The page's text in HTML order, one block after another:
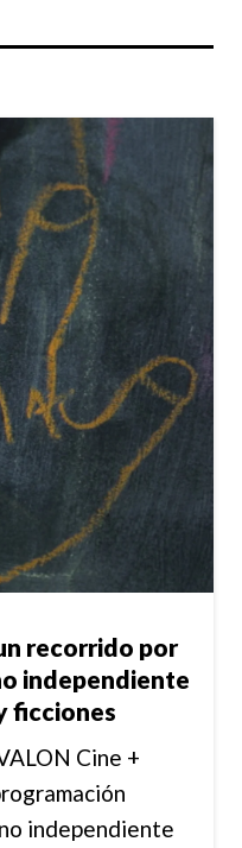
recorrido por
independiente
ficciones
Cine +
independiente